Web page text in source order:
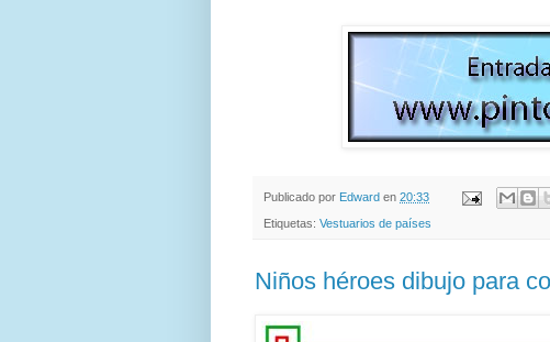
Publicado por Edward en 20:33
Etiquetas: Vestuarios de países
Niños héroes dibujo para